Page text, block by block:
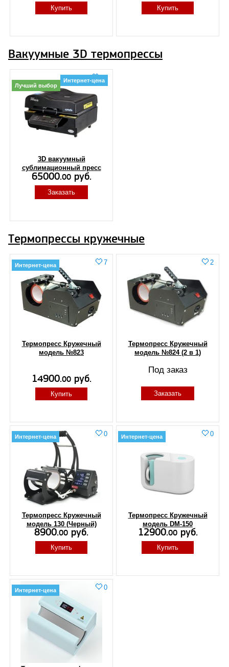
Купить Купить
Вакуумные 3D термопрессы
3D вакуумный
сублимационный пресс
16
Лучший выбор
Интернет-цена
65000.00руб.
Заказать
Термопрессы кружечные
Термопресс Кружечный
модель №823
7
Интернет-цена
14900.00руб.
Купить
Термопресс Кружечный
модель №824 (2 в 1)
2
Под заказ
Заказать
Термопресс Кружечный
модель 130 (Черный)
0
Интернет-цена
8900.00 руб.
Купить
Термопресс Кружечный
модель DM-150
0
Интернет-цена
12900.00руб.
Купить
0
Интернет-цена